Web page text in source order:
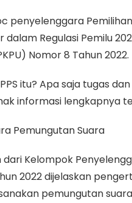
penyelenggara
Regulasi Pemilu
Nomor 8 Tahun 2022.
itu? Apa saja tugas
informasi lengkapnya
Pemungutan Suara
dari Kelompok
2022 dijelaskan
pemungutan